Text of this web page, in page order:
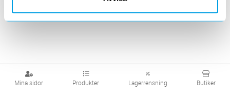
Mina sidor Produkter Lagerrensning Butiker